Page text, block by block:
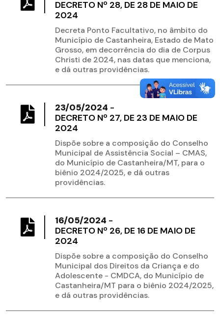
DECRETO Nº 28, DE 28 DE MAIO DE
2024
Decreta Ponto Facultativo, no âmbito do
Município de Castanheira, Estado de Mato
Grosso, em decorrência do dia de Corpus
Christi de 2024, nas datas que menciona,
e dá outras providências.
23/05/2024 -
DECRETO Nº 27, DE 23 DE MAIO DE
2024
Dispõe sobre a composição do Conselho
Municipal de Assistência Social – CMAS,
do Município de Castanheira/MT, para o
biênio 2024/2025, e dá outras
providências.
16/05/2024 -
DECRETO Nº 26, DE 16 DE MAIO DE
2024
Dispõe sobre a composição do Conselho
Municipal dos Direitos da Criança e do
Adolescente - CMDCA, do Município de
Castanheira/MT para o biênio 2024/2025,
e dá outras providências.